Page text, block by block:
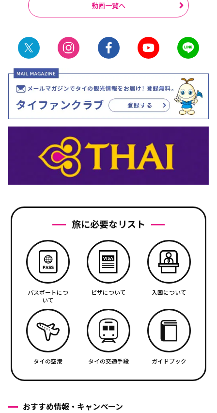
動画一覧へ
旅に必要なリスト
パスポートにつ
いて
ビザについて 入国について
タイの空港 タイの交通手段 ガイドブック
おすすめ情報・キャンペーン